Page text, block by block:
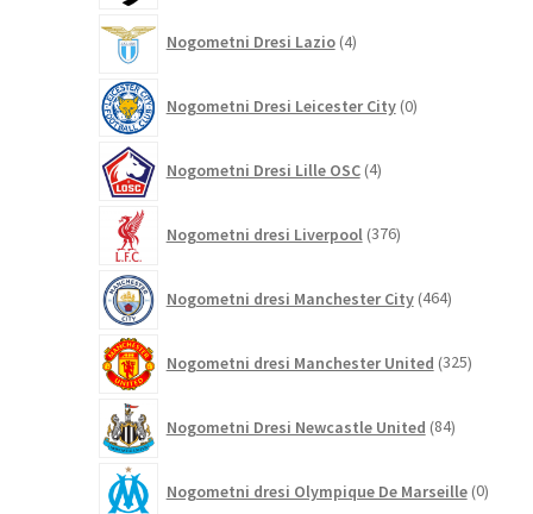
Nogometni Dresi Lazio 4izdelki
Nogometni Dresi Leicester City 0izdelkov
Nogometni Dresi Lille OSC 4izdelki
Nogometni dresi Liverpool 376izdelkov
Nogometni dresi Manchester City 464izdelkov
Nogometni dresi Manchester United 325izdelkov
Nogometni Dresi Newcastle United 84izdelkov
Nogometni dresi Olympique De Marseille 0